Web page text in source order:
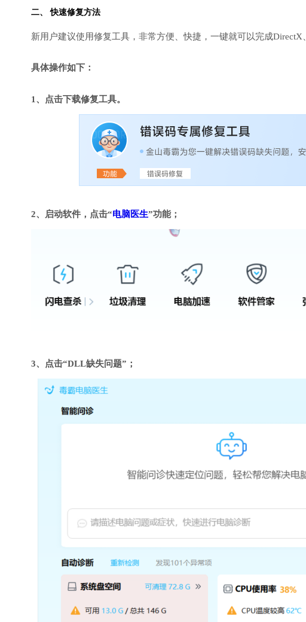
二、 快速修复方法
新用户建议使用修复工具，非常方便、快捷，一键就可以完成DirectX
具体操作如下：
1、点击下载修复工具。
2、启动软件，点击“电脑医生”功能；
3、点击“DLL缺失问题”；